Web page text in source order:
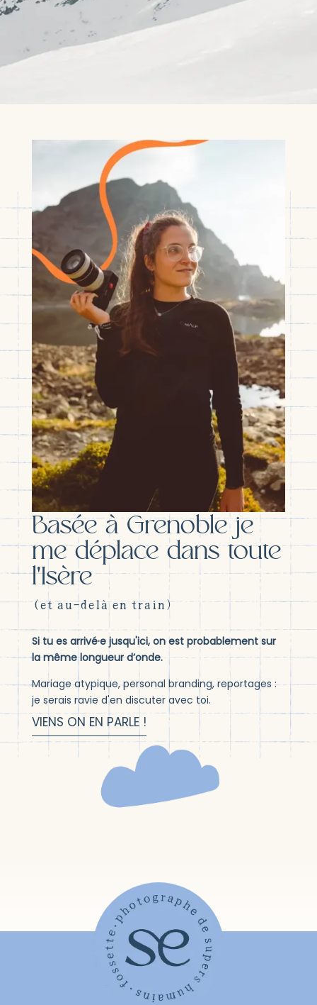
Basée à Grenoble je
me déplace dans toute
l'Isère
(et au-delà en train)
Si tu es arrivé·e jusqu'ici, on est probablement sur
la même longueur d’onde.
Mariage atypique, personal branding, reportages :
je serais ravie d'en discuter avec toi.
VIENS ON EN PARLE !